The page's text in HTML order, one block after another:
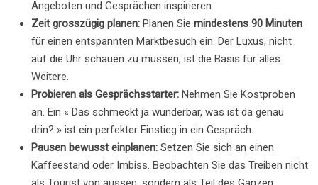
Angeboten und Gesprächen inspirieren.
Zeit grosszügig planen: Planen Sie mindestens 90 Minuten
für einen entspannten Marktbesuch ein. Der Luxus, nicht
auf die Uhr schauen zu müssen, ist die Basis für alles
Weitere.
Probieren als Gesprächsstarter: Nehmen Sie Kostproben
an. Ein « Das schmeckt ja wunderbar, was ist da genau
drin? » ist ein perfekter Einstieg in ein Gespräch.
Pausen bewusst einplanen: Setzen Sie sich an einen
Kaffeestand oder Imbiss. Beobachten Sie das Treiben nicht